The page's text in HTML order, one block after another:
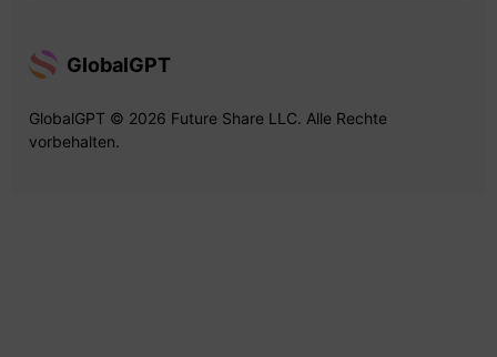
GlobalGPT
GlobalGPT © 2026 Future Share LLC. Alle Rechte
vorbehalten.